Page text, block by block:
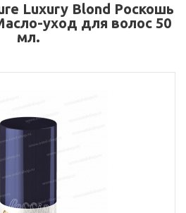
Luxury Blond Роскошь
уход для волос 50
мл.